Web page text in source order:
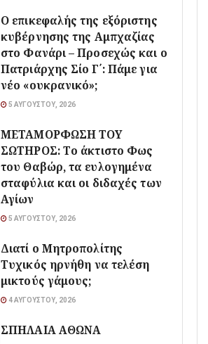
Ο επικεφαλής της εξόριστης
κυβέρνησης της Αμπχαζίας
στο Φανάρι – Προσεχώς και ο
Πατριάρχης Σίο Γ΄: Πάμε για
νέο «ουκρανικό»;
5 ΑΥΓΟΎΣΤΟΥ, 2026
ΜΕΤΑΜΟΡΦΩΣΗ ΤΟΥ
ΣΩΤΗΡΟΣ: Το άκτιστο Φως
του Θαβώρ, τα ευλογημένα
σταφύλια και οι διδαχές των
Αγίων
5 ΑΥΓΟΎΣΤΟΥ, 2026
Διατί ο Μητροπολίτης
Τυχικός ηρνήθη να τελέση
μικτούς γάμους;
4 ΑΥΓΟΎΣΤΟΥ, 2026
ΣΠΗΛΑΙΑ ΑΘΩΝΑ